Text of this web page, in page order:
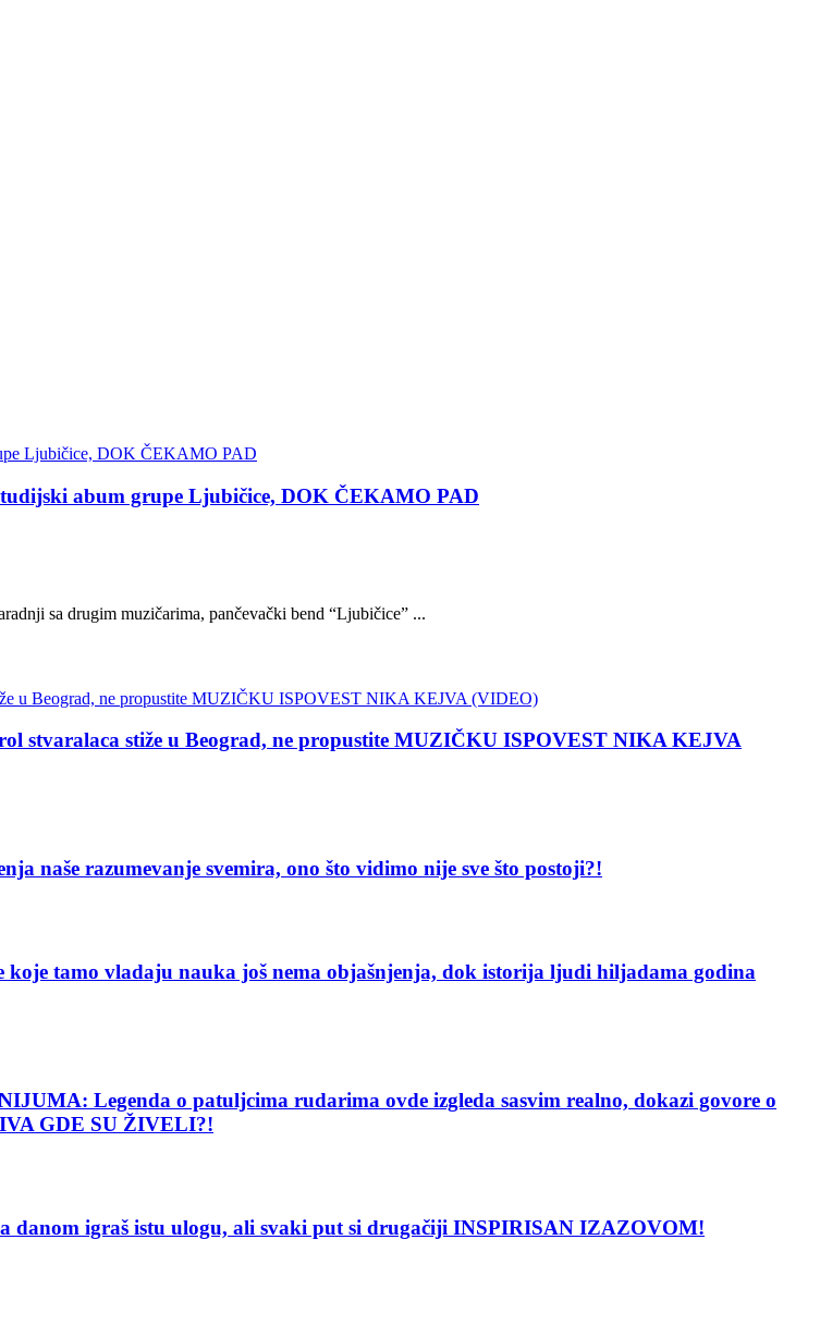
abum grupe Ljubičice, DOK ČEKAMO PAD
sa drugim muzičarima, pančevački bend “Ljubičice” ...
stvaralaca stiže u Beograd, ne propustite MUZIČKU ISPOVEST NIKA KEJVA
razumevanje svemira, ono što vidimo nije sve što postoji?!
tamo vladaju nauka još nema objašnjenja, dok istorija ljudi hiljadama godina
Legenda o patuljcima rudarima ovde izgleda sasvim realno, dokazi govore o
GDE SU ŽIVELI?!
igraš istu ulogu, ali svaki put si drugačiji INSPIRISAN IZAZOVOM!